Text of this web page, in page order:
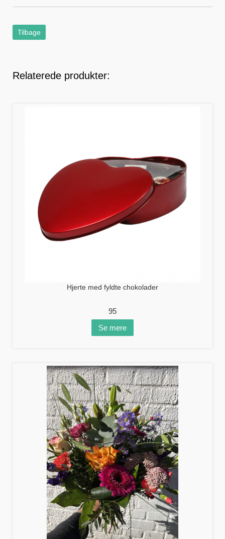
Tilbage
Relaterede produkter:
Hjerte med fyldte chokolader
95
Se mere